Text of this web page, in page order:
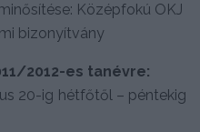
Középfokú OKJ
bizonyítvány
2012-es tanévre:
20-ig hétfőtől – péntekig